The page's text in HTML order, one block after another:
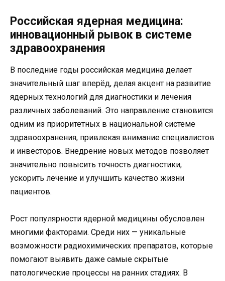
Российская ядерная медицина:
инновационный рывок в системе
здравоохранения
В последние годы российская медицина делает
значительный шаг вперёд, делая акцент на развитие
ядерных технологий для диагностики и лечения
различных заболеваний. Это направление становится
одним из приоритетных в национальной системе
здравоохранения, привлекая внимание специалистов
и инвесторов. Внедрение новых методов позволяет
значительно повысить точность диагностики,
ускорить лечение и улучшить качество жизни
пациентов.
Рост популярности ядерной медицины обусловлен
многими факторами. Среди них — уникальные
возможности радиохимических препаратов, которые
помогают выявить даже самые скрытые
патологические процессы на ранних стадиях. В